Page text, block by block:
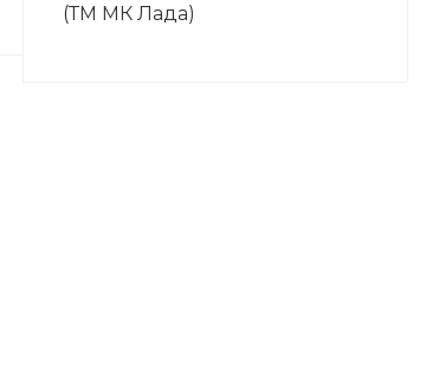
(ТМ МК Лада)